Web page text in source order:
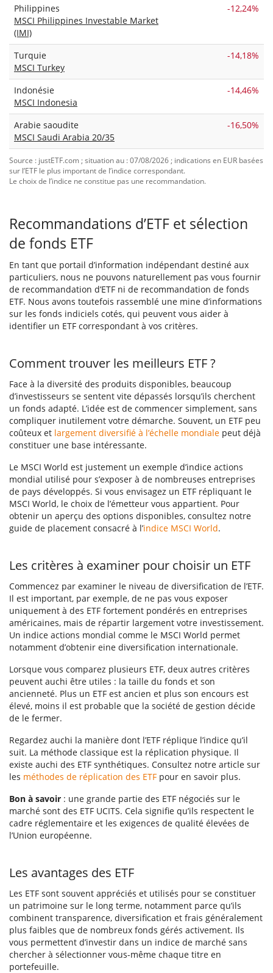
Philippines
MSCI Philippines Investable Market
(IMI)
-12,24%
Turquie
MSCI Turkey
-14,18%
Indonésie
MSCI Indonesia
-14,46%
Arabie saoudite
MSCI Saudi Arabia 20/35
-16,50%
Source : justETF.com ; situation au : 07/08/2026 ; indications en EUR basées
sur l’ETF le plus important de l’indice correspondant.
Le choix de l’indice ne constitue pas une recommandation.
Recommandations d’ETF et sélection
de fonds ETF
En tant que portail d’information indépendant destiné aux
particuliers, nous ne pouvons naturellement pas vous fournir
de recommandation d’ETF ni de recommandation de fonds
ETF. Nous avons toutefois rassemblé une mine d’informations
sur les fonds indiciels cotés, qui peuvent vous aider à
identifier un ETF correspondant à vos critères.
Comment trouver les meilleurs ETF ?
Face à la diversité des produits disponibles, beaucoup
d’investisseurs se sentent vite dépassés lorsqu’ils cherchent
un fonds adapté. L’idée est de commencer simplement, sans
compliquer inutilement votre démarche. Souvent, un ETF peu
coûteux et largement diversifié à l’échelle mondiale peut déjà
constituer une base intéressante.
Le MSCI World est justement un exemple d’indice actions
mondial utilisé pour s’exposer à de nombreuses entreprises
de pays développés. Si vous envisagez un ETF répliquant le
MSCI World, le choix de l’émetteur vous appartient. Pour
obtenir un aperçu des options disponibles, consultez notre
guide de placement consacré à l’indice MSCI World.
Les critères à examiner pour choisir un ETF
Commencez par examiner le niveau de diversification de l’ETF.
Il est important, par exemple, de ne pas vous exposer
uniquement à des ETF fortement pondérés en entreprises
américaines, mais de répartir largement votre investissement.
Un indice actions mondial comme le MSCI World permet
notamment d’obtenir eine diversification internationale.
Lorsque vous comparez plusieurs ETF, deux autres critères
peuvent auchi être utiles : la taille du fonds et son
ancienneté. Plus un ETF est ancien et plus son encours est
élevé, moins il est probable que la société de gestion décide
de le fermer.
Regardez auchi la manière dont l’ETF réplique l’indice qu’il
suit. La méthode classique est la réplication physique. Il
existe auchi des ETF synthétiques. Consultez notre article sur
les méthodes de réplication des ETF pour en savoir plus.
Bon à savoir : une grande partie des ETF négociés sur le
marché sont des ETF UCITS. Cela signifie qu’ils respectent le
cadre réglementaire et les exigences de qualité élevées de
l’Union européenne.
Les avantages des ETF
Les ETF sont souvent appréciés et utilisés pour se constituer
un patrimoine sur le long terme, notamment parce qu’ils
combinent transparence, diversification et frais généralement
plus faibles que de nombreux fonds gérés activement. Ils
vous permettent d’investir dans un indice de marché sans
chercher à sélectionner vous-même chaque titre en
portefeuille.